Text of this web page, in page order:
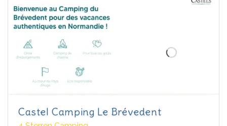
Castel Camping Le Brévedent